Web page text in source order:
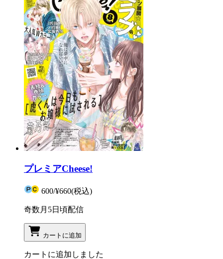
プレミアCheese!
600/¥660(税込)
奇数月5日頃配信
カートに追加
カートに追加しました